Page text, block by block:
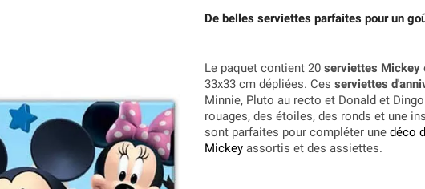
De belles serviettes parfaites pour un
Le paquet contient 20 serviettes Mickey
33x33 cm dépliées. Ces serviettes
Minnie, Pluto au recto et Donald et
rouages, des étoiles, des ronds et une
sont parfaites pour compléter une déco
Mickey assortis et des assiettes.